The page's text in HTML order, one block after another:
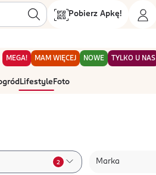
Pobierz Apkę!
MEGA! MAM WIĘCEJ NOWE TYLKO U NAS
Lifestyle Foto
2 Marka